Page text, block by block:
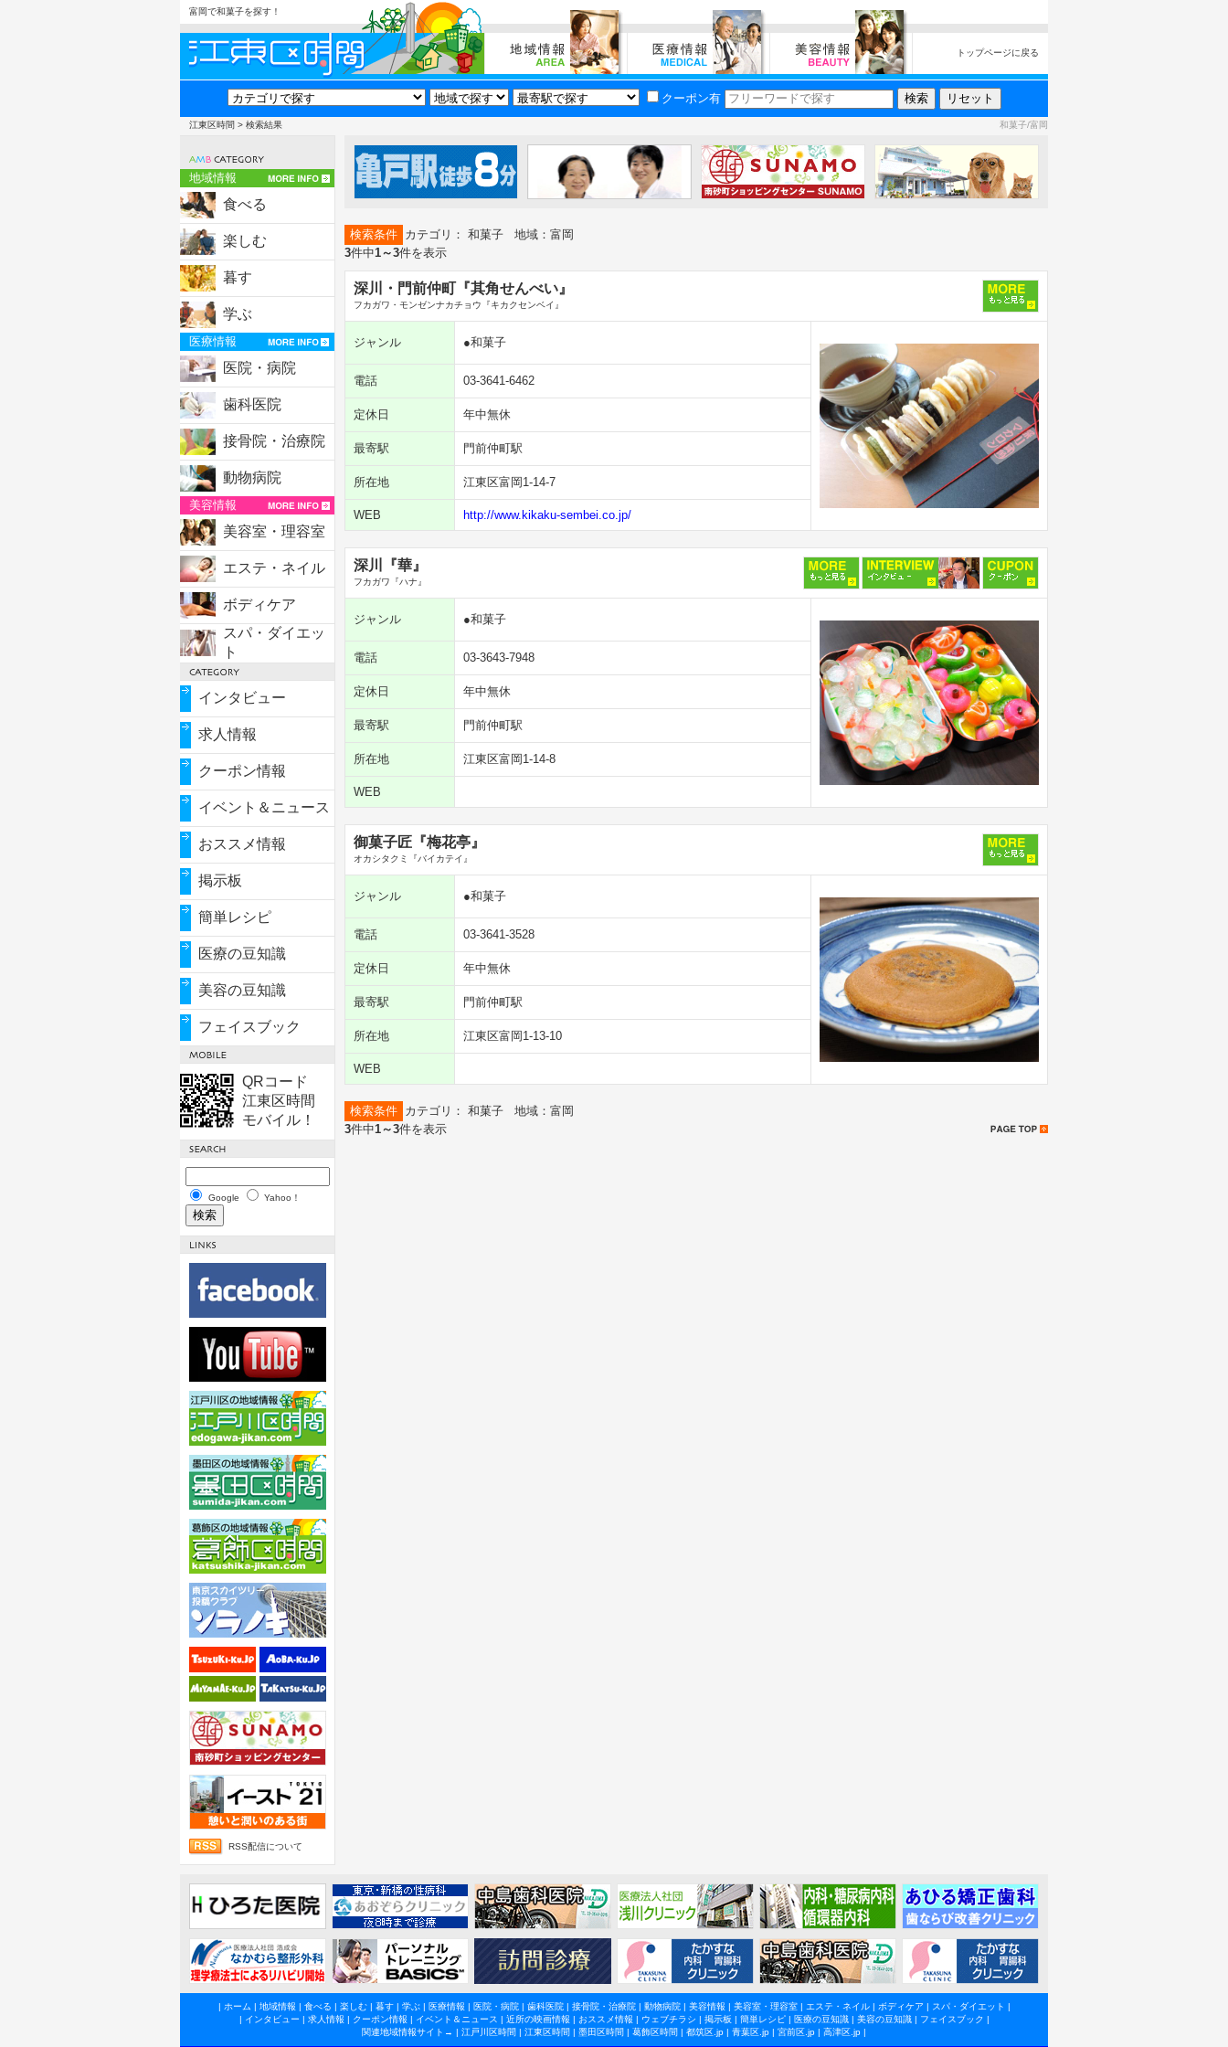
富岡で和菓子を探す！
トップページに戻る
クーポン有
江東区時間 > 検索結果 和菓子/富岡
地域情報
食べる
楽しむ
暮す
学ぶ
医療情報
医院・病院
歯科医院
接骨院・治療院
動物病院
美容情報
美容室・理容室
エステ・ネイル
ボディケア
スパ・ダイエッ
ト
インタビュー
求人情報
クーポン情報
イベント＆ニュース
おススメ情報
掲示板
簡単レシピ
医療の豆知識
美容の豆知識
フェイスブック
QRコード
江東区時間
モバイル！
Google Yahoo！
RSS配信について
検索条件 カテゴリ： 和菓子 地域：富岡
3件中1～3件を表示
深川・門前仲町『其角せんべい』
フカガワ・モンゼンナカチョウ『キカクセンベイ』
ジャンル ●和菓子
電話 03-3641-6462
定休日 年中無休
最寄駅 門前仲町駅
所在地 江東区富岡1-14-7
WEB http://www.kikaku-sembei.co.jp/
深川『華』
フカガワ『ハナ』
ジャンル ●和菓子
電話 03-3643-7948
定休日 年中無休
最寄駅 門前仲町駅
所在地 江東区富岡1-14-8
WEB
御菓子匠『梅花亭』
オカシタクミ『バイカテイ』
ジャンル ●和菓子
電話 03-3641-3528
定休日 年中無休
最寄駅 門前仲町駅
所在地 江東区富岡1-13-10
WEB
検索条件 カテゴリ： 和菓子 地域：富岡
3件中1～3件を表示
| ホーム | 地域情報 | 食べる | 楽しむ| 暮す| 学ぶ| 医療情報 | 医院・病院| 歯科医院| 接骨院・治療院| 動物病院| 美容情報 | 美容室・理容室| エステ・ネイル| ボディケア | スパ・ダイエット |
| インタビュー | 求人情報 | クーポン情報 | イベント＆ニュース | 近所の映画情報 | おススメ情報 | ウェブチラシ | 掲示板 | 簡単レシピ| 医療の豆知識| 美容の豆知識| フェイスブック |
関連地域情報サイト→ | 江戸川区時間 | 江東区時間 | 墨田区時間 | 葛飾区時間 | 都筑区.jp | 青葉区.jp | 宮前区.jp | 高津区.jp |